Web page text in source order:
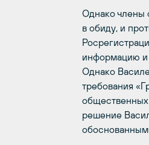
Однако члены
в обиду, и
информацию и
Однако
требования
общественных
решение